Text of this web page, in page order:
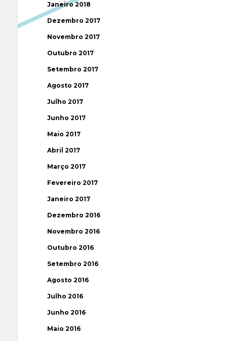
Janeiro 2018
Dezembro 2017
Novembro 2017
Outubro 2017
Setembro 2017
Agosto 2017
Julho 2017
Junho 2017
Maio 2017
Abril 2017
Março 2017
Fevereiro 2017
Janeiro 2017
Dezembro 2016
Novembro 2016
Outubro 2016
Setembro 2016
Agosto 2016
Julho 2016
Junho 2016
Maio 2016